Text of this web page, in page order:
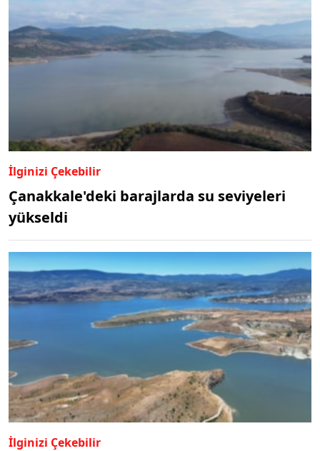
İlginizi Çekebilir
Çanakkale'deki barajlarda su seviyeleri
yükseldi
İlginizi Çekebilir